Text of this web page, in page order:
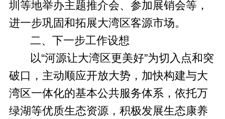
圳等地举办主题推介会、参加展销会等，
进一步巩固和拓展大湾区客源市场。
二、下一步工作设想
以“河源让大湾区更美好”为切入点和突
破口，主动顺应开放大势，加快构建与大
湾区一体化的基本公共服务体系，依托万
绿湖等优质生态资源，积极发展生态康养